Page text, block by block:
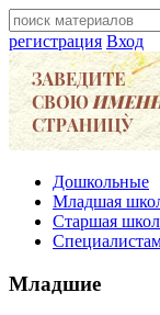
регистрация Вход
Дошкольные
Младшая
Старшая
Младшие